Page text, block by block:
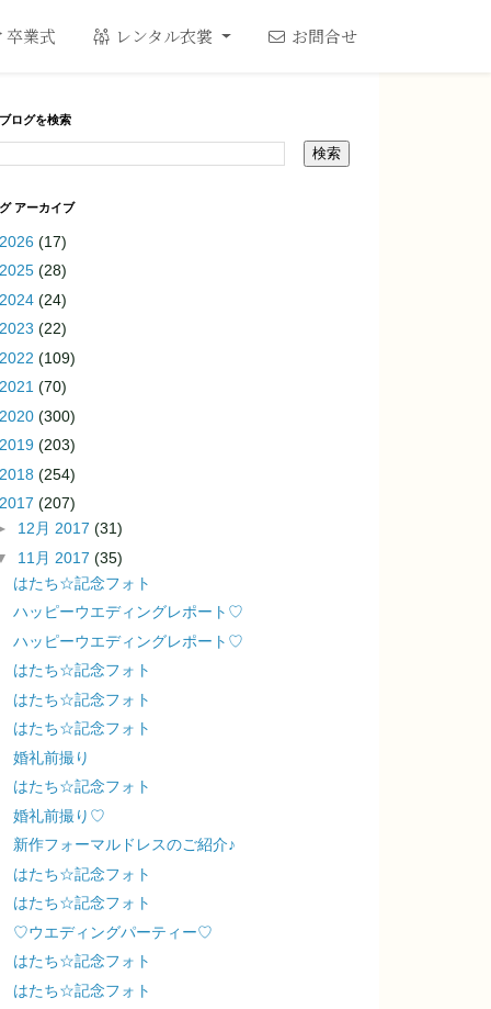
卒業式 レンタル衣裳 お問合せ
ログを検索
アーカイブ
2026 (17)
2025 (28)
2024 (24)
2023 (22)
2022 (109)
2021 (70)
2020 (300)
2019 (203)
2018 (254)
2017 (207)
12月 2017 (31)
11月 2017 (35)
はたち☆記念フォト
ハッピーウエディングレポート♡
ハッピーウエディングレポート♡
はたち☆記念フォト
はたち☆記念フォト
はたち☆記念フォト
婚礼前撮り
はたち☆記念フォト
婚礼前撮り♡
新作フォーマルドレスのご紹介♪
はたち☆記念フォト
はたち☆記念フォト
♡ウエディングパーティー♡
はたち☆記念フォト
はたち☆記念フォト